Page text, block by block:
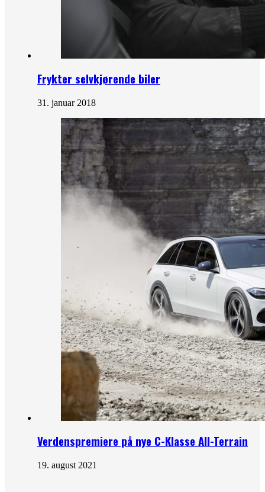
Frykter selvkjørende biler
31. januar 2018
Verdenspremiere på nye C-Klasse All-Terrain
19. august 2021